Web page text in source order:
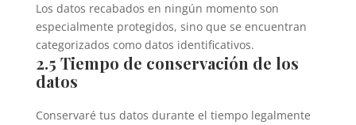
Los datos recabados en ningún momento son
especialmente protegidos, sino que se encuentran
categorizados como datos identificativos.
2.5 Tiempo de conservación de los
datos
Conservaré tus datos durante el tiempo legalmente